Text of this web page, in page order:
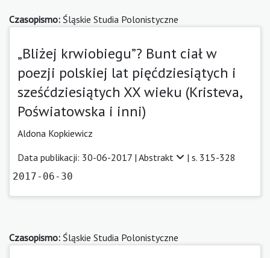
Czasopismo: Śląskie Studia Polonistyczne
„Bliżej krwiobiegu”? Bunt ciał w
poezji polskiej lat pięćdziesiątych i
sześćdziesiątych XX wieku (Kristeva,
Poświatowska i inni)
Aldona Kopkiewicz
Data publikacji: 30-06-2017 | Abstrakt | s. 315-328
2017-06-30
Czasopismo: Śląskie Studia Polonistyczne